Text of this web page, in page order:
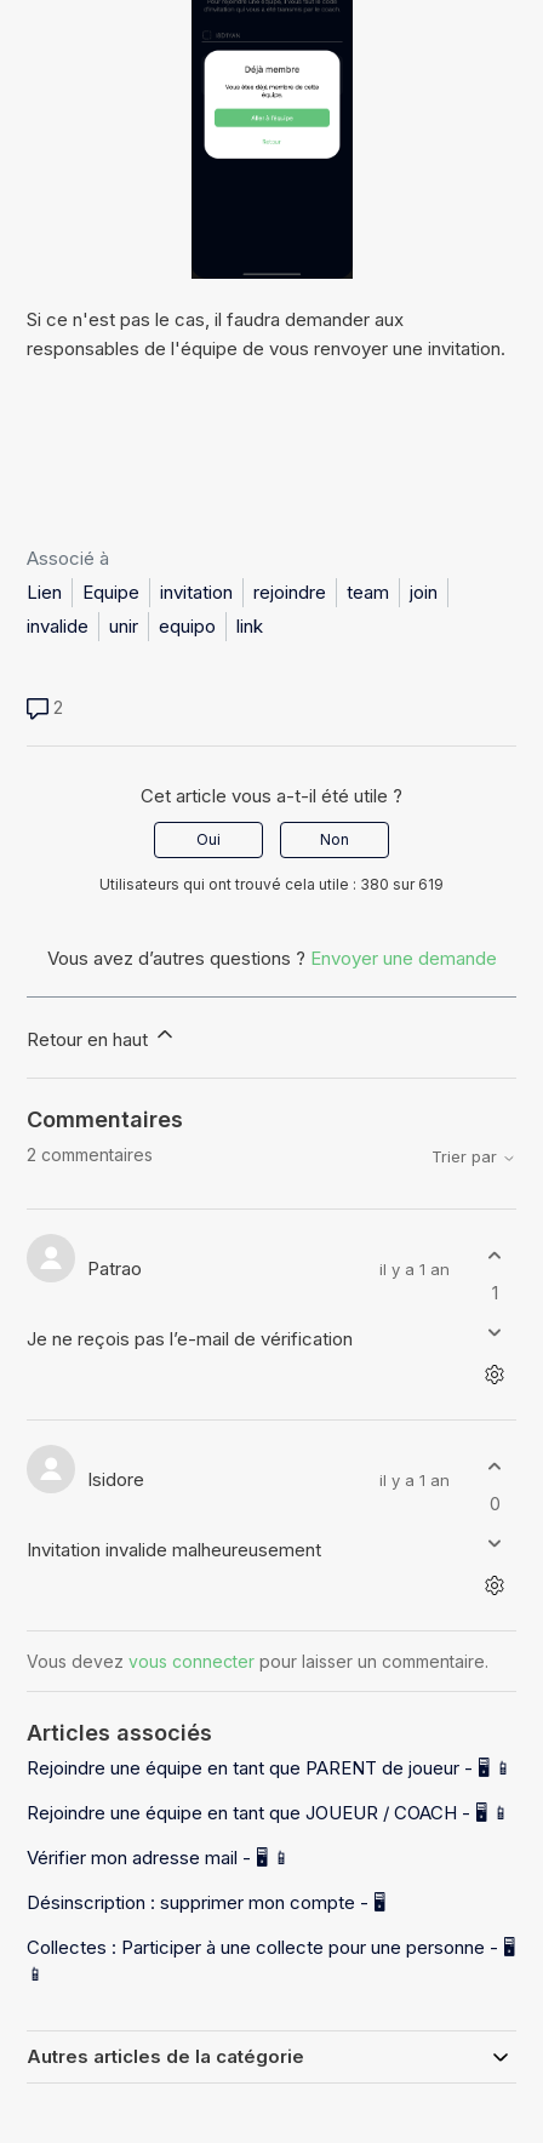
Si ce n'est pas le cas, il faudra demander aux
responsables de l'équipe de vous renvoyer une invitation.
Associé à
Lien
Equipe invitation rejoindre team
join
invalide
unir equipo link
2
Cet article vous a-t-il été utile ?
Oui Non
Utilisateurs qui ont trouvé cela utile : 380 sur 619
Vous avez d’autres questions ? Envoyer une demande
Retour en haut
Commentaires
2 commentaires Trier par
Patrao il y a 1 an
Je ne reçois pas l’e-mail de vérification
1
Isidore il y a 1 an
Invitation invalide malheureusement
0
Vous devezvous connecter pour laisser un commentaire.
Articles associés
Rejoindre une équipe en tant que PARENT de joueur - 🖥️ 📱
Rejoindre une équipe en tant que JOUEUR / COACH - 🖥️ 📱
Vérifier mon adresse mail - 🖥️ 📱
Désinscription : supprimer mon compte - 🖥️
Collectes : Participer à une collecte pour une personne - 🖥️
📱
Autres articles de la catégorie